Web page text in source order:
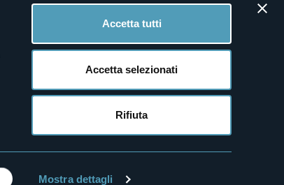
Mostra dettagli
Accetta tutti
Accetta selezionati
Rifiuta